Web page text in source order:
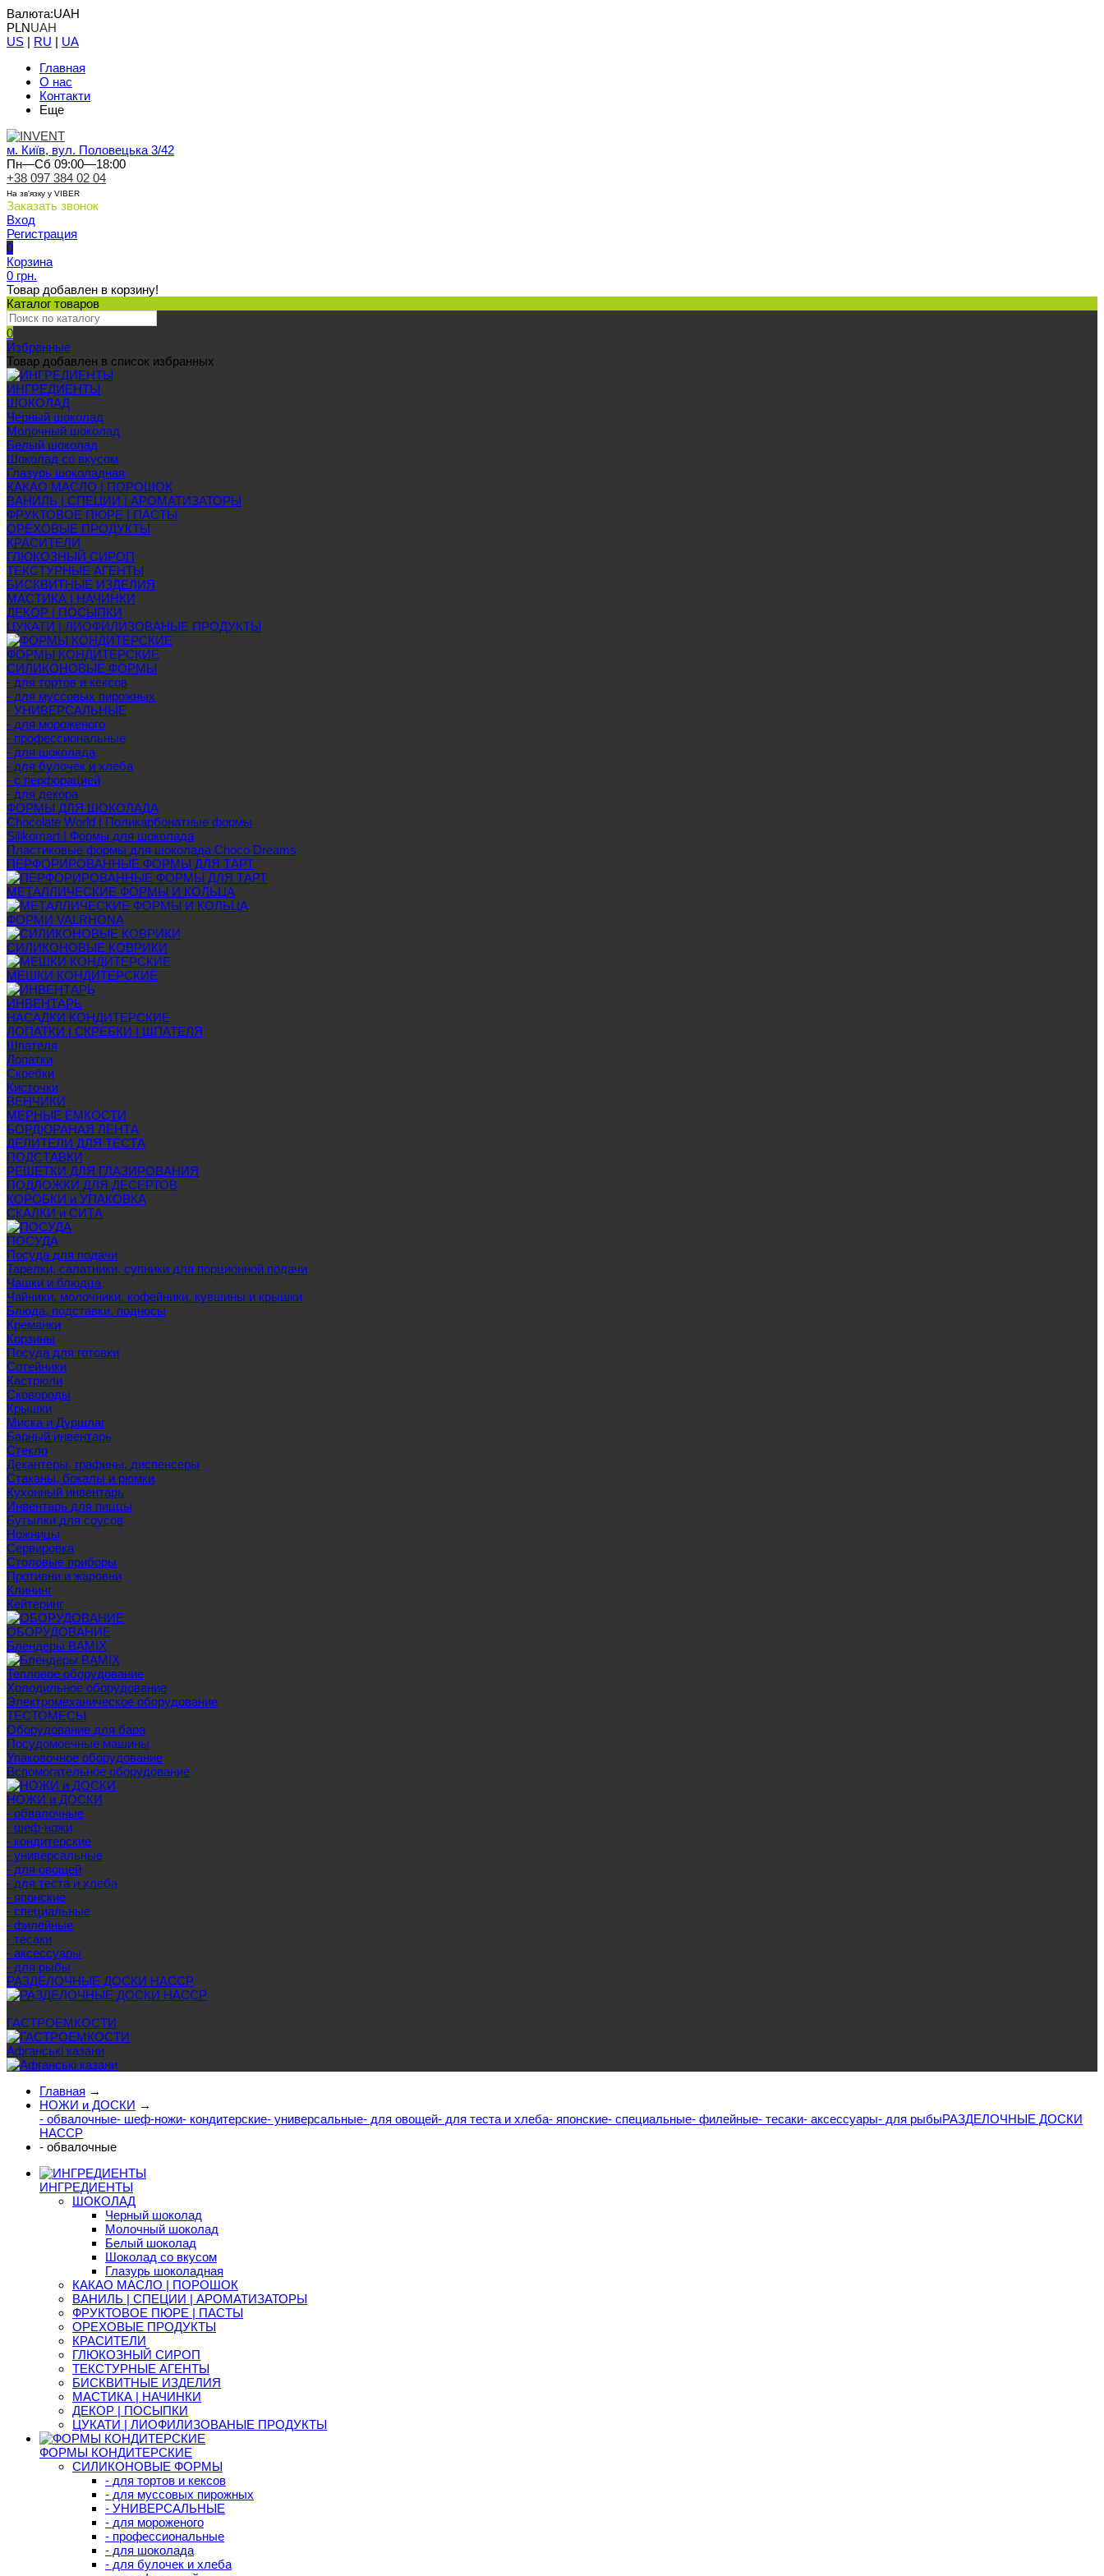
Валюта:UAH
PLNUAH
US | RU | UA
Главная
О нас
Контакти
Еще
м. Київ, вул. Половецька 3/42
Пн—Сб 09:00—18:00
+38 097 384 02 04
На зв'язку у VIBER
Заказать звонок
Вход
Регистрация
0
Корзина
0 грн.
Товар добавлен в корзину!
Каталог товаров
0
Избранные
Товар добавлен в список избранных
ИНГРЕДИЕНТЫ
ШОКОЛАД
Черный шоколад
Молочный шоколад
Белый шоколад
Шоколад со вкусом
Глазурь шоколадная
КАКАО МАСЛО | ПОРОШОК
ВАНИЛЬ | СПЕЦИИ | АРОМАТИЗАТОРЫ
ФРУКТОВОЕ ПЮРЕ | ПАСТЫ
ОРЕХОВЫЕ ПРОДУКТЫ
КРАСИТЕЛИ
ГЛЮКОЗНЫЙ СИРОП
ТЕКСТУРНЫЕ АГЕНТЫ
БИСКВИТНЫЕ ИЗДЕЛИЯ
МАСТИКА | НАЧИНКИ
ДЕКОР | ПОСЫПКИ
ЦУКАТИ | ЛИОФИЛИЗОВАНЫЕ ПРОДУКТЫ
ФОРМЫ КОНДИТЕРСКИЕ
СИЛИКОНОВЫЕ ФОРМЫ
- для тортов и кексов
- для муссовых пирожных
- УНИВЕРСАЛЬНЫЕ
- для мороженого
- профессиональные
- для шоколада
- для булочек и хлеба
- с перфорацией
- для декора
ФОРМЫ ДЛЯ ШОКОЛАДА
Chocolate World | Поликарбонатные формы
Silikomart | Формы для шоколада
Пластиковые формы для шоколада Choco Dreams
ПЕРФОРИРОВАННЫЕ ФОРМЫ ДЛЯ ТАРТ
МЕТАЛЛИЧЕСКИЕ ФОРМЫ И КОЛЬЦА
ФОРМИ VALRHONA
СИЛИКОНОВЫЕ КОВРИКИ
МЕШКИ КОНДИТЕРСКИЕ
ИНВЕНТАРЬ
НАСАДКИ КОНДИТЕРСКИЕ
ЛОПАТКИ | СКРЕБКИ | ШПАТЕЛЯ
Шпателя
Лопатки
Скребки
Кисточки
ВЕНЧИКИ
МЕРНЫЕ ЁМКОСТИ
БОРДЮРАНАЯ ЛЕНТА
ДЕЛИТЕЛИ ДЛЯ ТЕСТА
ПОДСТАВКИ
РЕШЕТКИ ДЛЯ ГЛАЗИРОВАНИЯ
ПОДЛОЖКИ ДЛЯ ДЕСЕРТОВ
КОРОБКИ и УПАКОВКА
СКАЛКИ и СИТА
ПОСУДА
Посуда для подачи
Тарелки, салатники, супники для порционной подачи
Чашки и блюдца
Чайники, молочники, кофейники, кувшины и крышки
Блюда, подставки, подносы
Креманки
Корзины
Посуда для готовки
Сотейники
Кастрюли
Сковороды
Крышки
Миска и Дуршлаг
Барный инвентарь
Стекло
Декантеры, графины, диспенсеры
Стаканы, бокалы и рюмки
Кухонный инвентарь
Инвентарь для пиццы
Бутылки для соусов
Ножницы
Сервировка
Столовые приборы
Противни и жаровни
Клининг
Кейтеринг
ОБОРУДОВАНИЕ
Блендеры BAMIX
Тепловое оборудование
Холодильное оборудование
Электромеханическое оборудование
ТЕСТОМЕСЫ
Оборудование для бара
Посудомоечные машины
Упаковочное оборудование
Вспомогательное оборудование
НОЖИ и ДОСКИ
- обвалочные
- шеф-ножи
- кондитерские
- универсальные
- для овощей
- для теста и хлеба
- японские
- специальные
- филейные
- тесаки
- аксессуары
- для рыбы
РАЗДЕЛОЧНЫЕ ДОСКИ HACCP
ГАСТРОЕМКОСТИ
Афганські казани
Главная →
НОЖИ и ДОСКИ →
- обвалочные- шеф-ножи- кондитерские- универсальные- для овощей- для теста и хлеба- японские- специальные- филейные- тесаки- аксессуары- для рыбыРАЗДЕЛОЧНЫЕ ДОСКИ
HACCP
- обвалочные
ИНГРЕДИЕНТЫ
ШОКОЛАД
Черный шоколад
Молочный шоколад
Белый шоколад
Шоколад со вкусом
Глазурь шоколадная
КАКАО МАСЛО | ПОРОШОК
ВАНИЛЬ | СПЕЦИИ | АРОМАТИЗАТОРЫ
ФРУКТОВОЕ ПЮРЕ | ПАСТЫ
ОРЕХОВЫЕ ПРОДУКТЫ
КРАСИТЕЛИ
ГЛЮКОЗНЫЙ СИРОП
ТЕКСТУРНЫЕ АГЕНТЫ
БИСКВИТНЫЕ ИЗДЕЛИЯ
МАСТИКА | НАЧИНКИ
ДЕКОР | ПОСЫПКИ
ЦУКАТИ | ЛИОФИЛИЗОВАНЫЕ ПРОДУКТЫ
ФОРМЫ КОНДИТЕРСКИЕ
СИЛИКОНОВЫЕ ФОРМЫ
- для тортов и кексов
- для муссовых пирожных
- УНИВЕРСАЛЬНЫЕ
- для мороженого
- профессиональные
- для шоколада
- для булочек и хлеба